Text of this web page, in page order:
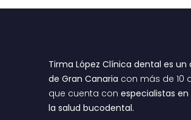
Tirma López Clínica dental es un
de Gran Canaria con más de 10
que cuenta con especialistas
la salud bucodental.